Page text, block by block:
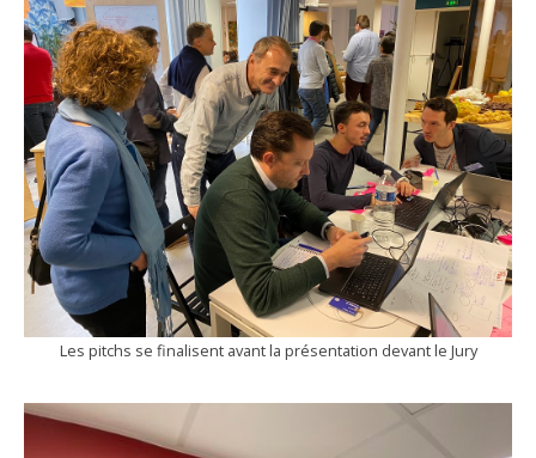
Les pitchs se finalisent avant la présentation devant le Jury